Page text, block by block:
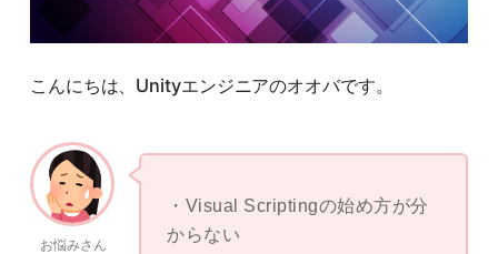
こんにちは、Unityエンジニアのオオバです。
お悩みさん
Visual Scriptingの始め方が分
からない